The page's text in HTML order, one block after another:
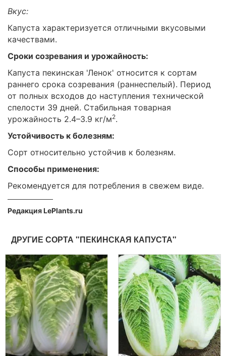
Вкус:
Капуста характеризуется отличными вкусовыми
качествами.
Сроки созревания и урожайность:
Капуста пекинская 'Ленок' относится к сортам
раннего срока созревания (раннеспелый). Период
от полных всходов до наступления технической
спелости 39 дней. Стабильная товарная
урожайность 2.4–3.9 кг/м2.
Устойчивость к болезням:
Сорт относительно устойчив к болезням.
Способы применения:
Рекомендуется для потребления в свежем виде.
Редакция LePlants.ru
ДРУГИЕ СОРТА "ПЕКИНСКАЯ КАПУСТА"